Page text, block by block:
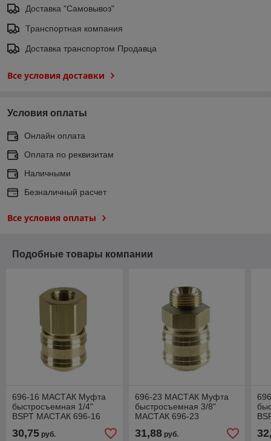
Доставка "Самовывоз"
Транспортная компания
Доставка транспортом Продавца
Все условия доставки
Условия оплаты
Онлайн оплата
Оплата по реквизитам
Наличными
Безналичный расчет
Все условия оплаты
Подобные товары компании
696-16 МАСТАК Муфта
быстросъемная 1/4"
BSPT МАСТАК 696-16
30,75 руб.
696-23 МАСТАК Муфта
быстросъемная 3/8"
МАСТАК 696-23
31,88руб.